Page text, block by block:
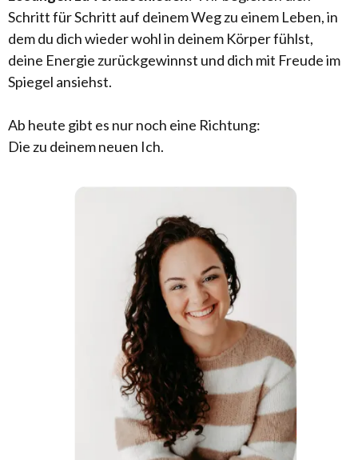
Schritt für Schritt auf deinem Weg zu einem Leben, in
dem du dich wieder wohl in deinem Körper fühlst,
deine Energie zurückgewinnst und dich mit Freude im
Spiegel ansiehst.
Ab heute gibt es nur noch eine Richtung:
Die zu deinem neuen Ich.